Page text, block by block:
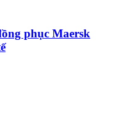
phục Maersk